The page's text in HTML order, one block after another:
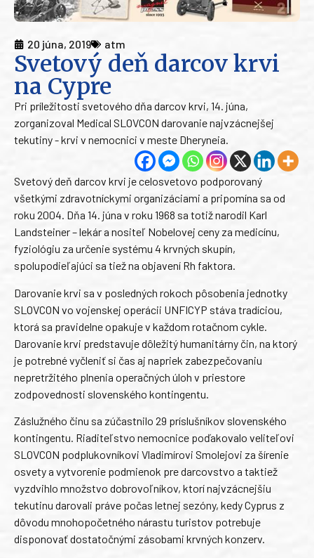
20 júna, 2019 atm
Svetový deň darcov krvi
na Cypre
Pri príležitosti svetového dňa darcov krvi, 14. júna,
zorganizoval Medical SLOVCON darovanie najvzácnejšej
tekutiny - krvi v nemocnici v meste Dheryneia.
Svetový deň darcov krvi je celosvetovo podporovaný
všetkými zdravotníckymi organizáciami a pripomína sa od
roku 2004. Dňa 14. júna v roku 1968 sa totiž narodil Karl
Landsteiner – lekár a nositeľ Nobelovej ceny za medicínu,
fyziológiu za určenie systému 4 krvných skupín,
spolupodieľajúci sa tiež na objavení Rh faktora.
Darovanie krvi sa v posledných rokoch pôsobenia jednotky
SLOVCON vo vojenskej operácii UNFICYP stáva tradíciou,
ktorá sa pravidelne opakuje v každom rotačnom cykle.
Darovanie krvi predstavuje dôležitý humanitárny čin, na ktorý
je potrebné vyčleniť si čas aj napriek zabezpečovaniu
nepretržitého plnenia operačných úloh v priestore
zodpovednosti slovenského kontingentu.
Záslužného činu sa zúčastnilo 29 príslušníkov slovenského
kontingentu. Riaditeľstvo nemocnice poďakovalo veliteľovi
SLOVCON podplukovníkovi Vladimírovi Smolejovi za šírenie
osvety a vytvorenie podmienok pre darcovstvo a taktiež
vyzdvihlo množstvo dobrovoľníkov, ktorí najvzácnejšiu
tekutinu darovali práve počas letnej sezóny, kedy Cyprus z
dôvodu mnohopočetného nárastu turistov potrebuje
disponovať dostatočnými zásobami krvných konzerv.